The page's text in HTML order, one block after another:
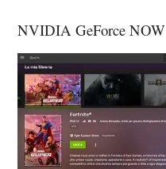
NVIDIA GeForce NOW